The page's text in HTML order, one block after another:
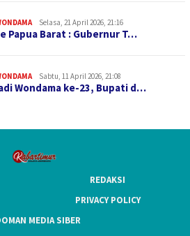
Selasa, 21 April 2026, 21:16
Papua Barat : Gubernur T…
Sabtu, 11 April 2026, 21:08
Wondama ke-23, Bupati d…
REDAKSI
PRIVACY POLICY
MEDIA SIBER